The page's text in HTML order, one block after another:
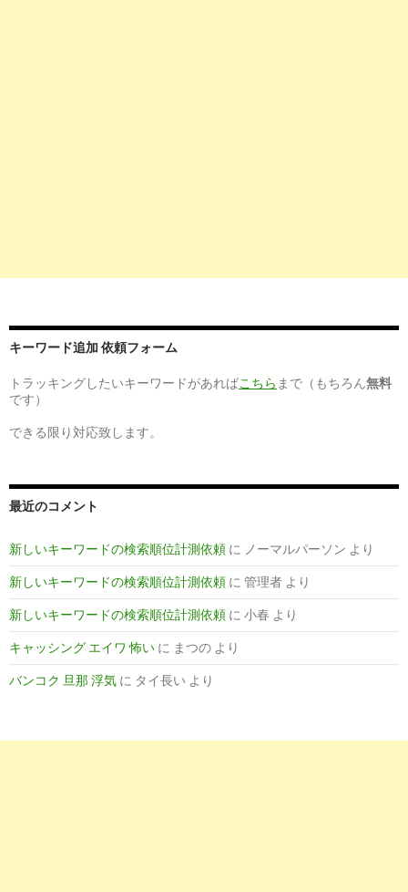
キーワード追加 依頼フォーム
トラッキングしたいキーワードがあればこちら まで（もちろん無料
です）
できる限り対応致します。
最近のコメント
新しいキーワードの検索順位計測依頼 に ノーマルパーソン より
新しいキーワードの検索順位計測依頼 に 管理者 より
新しいキーワードの検索順位計測依頼 に 小春 より
キャッシング エイワ 怖い に まつの より
バンコク 旦那 浮気 に タイ長い より